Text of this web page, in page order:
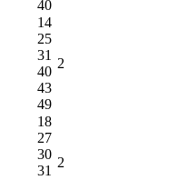
40
14
25
31
40
43
49
2
18
27
30
31
2